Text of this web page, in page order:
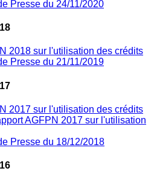
Presse du 24/11/2020
2018 sur l'utilisation des crédits
Presse du 21/11/2019
2017 sur l'utilisation des crédits
AGFPN 2017 sur l'utilisation
Presse du 18/12/2018